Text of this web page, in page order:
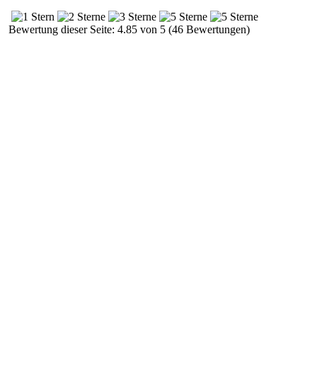
Bewertung dieser Seite: 4.85 von 5 (46 Bewertungen)